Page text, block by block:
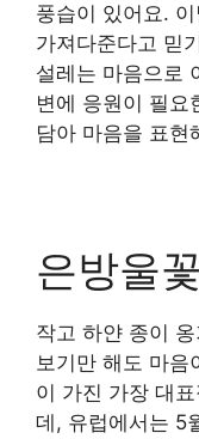
풍습이 있어요.
가져다준다고 믿
설레는 마음으로
변에 응원이 필요
담아 마음을 표현
은방울
작고 하얀 종이
보기만 해도 마음
이 가진 가장 대
데, 유럽에서는 5